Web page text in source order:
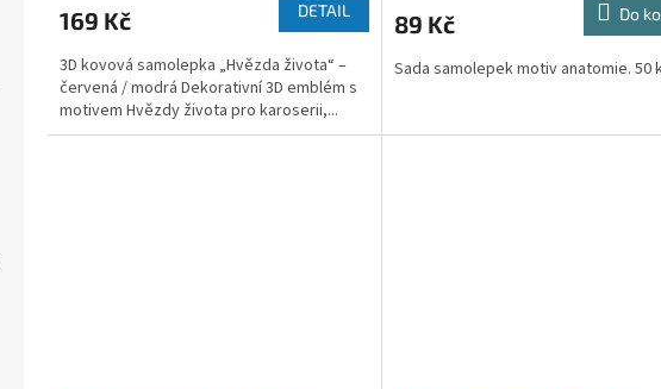
169 Kč DETAIL
3D kovová samolepka „Hvězda života“ –
červená / modrá Dekorativní 3D emblém s
motivem Hvězdy života pro karoserii,...
89 Kč Do
Sada samolepek motiv anatomie. 50